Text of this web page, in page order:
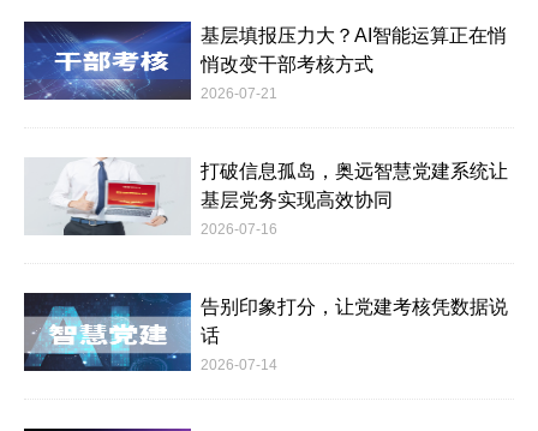
基层填报压力大？AI智能运算正在悄
悄改变干部考核方式
2026-07-21
打破信息孤岛，奥远智慧党建系统让
基层党务实现高效协同
2026-07-16
告别印象打分，让党建考核凭数据说
话
2026-07-14